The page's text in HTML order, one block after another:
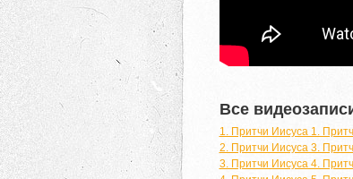
Все
1. Притчи Иисуса 1.
2. Притчи Иисуса 3.
3. Притчи Иисуса 4.